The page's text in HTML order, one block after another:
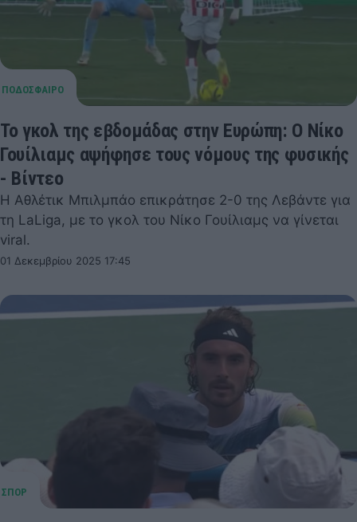
Το γκολ της εβδομάδας στην Ευρώπη: Ο Νίκο
Γουίλιαμς αψήφησε τους νόμους της φυσικής
- Βίντεο
Η Αθλέτικ Μπιλμπάο επικράτησε 2-0 της Λεβάντε για
τη LaLiga, με το γκολ του Νίκο Γουίλιαμς να γίνεται
viral.
01 Δεκεμβρίου 2025 17:45